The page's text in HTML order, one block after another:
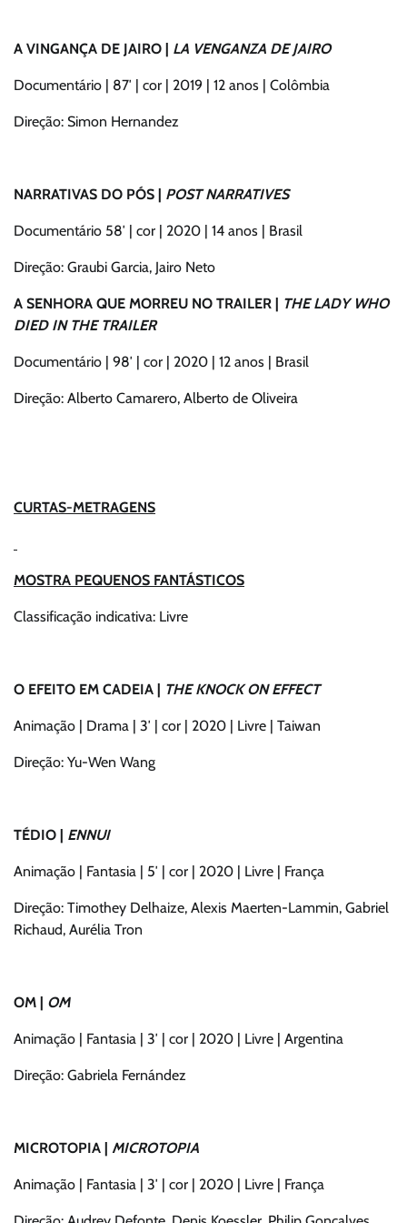
A VINGANÇA DE JAIRO | LA VENGANZA DE JAIRO
Documentário | 87′ | cor | 2019 | 12 anos | Colômbia
Direção: Simon Hernandez
NARRATIVAS DO PÓS | POST NARRATIVES
Documentário 58′ | cor | 2020 | 14 anos | Brasil
Direção: Graubi Garcia, Jairo Neto
A SENHORA QUE MORREU NO TRAILER | THE LADY WHO
DIED IN THE TRAILER
Documentário | 98′ | cor | 2020 | 12 anos | Brasil
Direção: Alberto Camarero, Alberto de Oliveira
CURTAS-METRAGENS
MOSTRA PEQUENOS FANTÁSTICOS
Classificação indicativa: Livre
O EFEITO EM CADEIA | THE KNOCK ON EFFECT
Animação | Drama | 3′ | cor | 2020 | Livre | Taiwan
Direção: Yu-Wen Wang
TÉDIO | ENNUI
Animação | Fantasia | 5′ | cor | 2020 | Livre | França
Direção: Timothey Delhaize, Alexis Maerten-Lammin, Gabriel
Richaud, Aurélia Tron
OM | OM
Animação | Fantasia | 3′ | cor | 2020 | Livre | Argentina
Direção: Gabriela Fernández
MICROTOPIA | MICROTOPIA
Animação | Fantasia | 3′ | cor | 2020 | Livre | França